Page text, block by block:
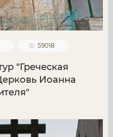
59018
"Греческая
Иоанна